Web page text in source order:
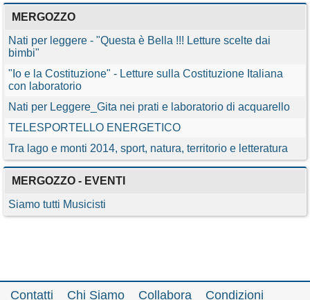
MERGOZZO
Nati per leggere - "Questa è Bella !!! Letture scelte dai
bimbi"
"Io e la Costituzione" - Letture sulla Costituzione Italiana
con laboratorio
Nati per Leggere_Gita nei prati e laboratorio di acquarello
TELESPORTELLO ENERGETICO
Tra lago e monti 2014, sport, natura, territorio e letteratura
MERGOZZO - EVENTI
Siamo tutti Musicisti
Contatti Chi Siamo Collabora Condizioni